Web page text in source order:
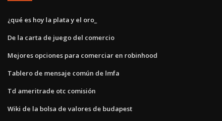
¿qué es hoy la plata y el oro_
De la carta de juego del comercio
Mejores opciones para comerciar en robinhood
Tablero de mensaje común de lmfa
Td ameritrade otc comisión
Wiki de la bolsa de valores de budapest